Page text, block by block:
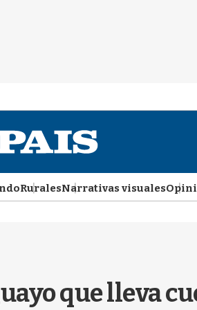
RuralesNarrativas visuales
que lleva